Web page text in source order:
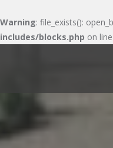
Warning: file_exists():
includes/blocks.php on line